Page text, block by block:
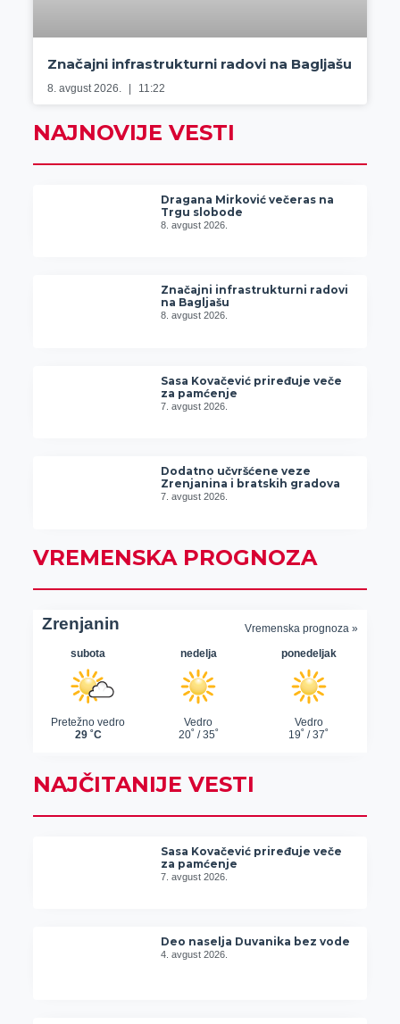
Značajni infrastrukturni radovi na Bagljašu
8. avgust 2026. 11:22
NAJNOVIJE VESTI
Dragana Mirković večeras na
Trgu slobode
8. avgust 2026.
Značajni infrastrukturni radovi
na Bagljašu
8. avgust 2026.
Sasa Kovačević priređuje veče
za pamćenje
7. avgust 2026.
Dodatno učvršćene veze
Zrenjanina i bratskih gradova
7. avgust 2026.
VREMENSKA PROGNOZA
NAJČITANIJE VESTI
Sasa Kovačević priređuje veče
za pamćenje
7. avgust 2026.
Deo naselja Duvanika bez vode
4. avgust 2026.